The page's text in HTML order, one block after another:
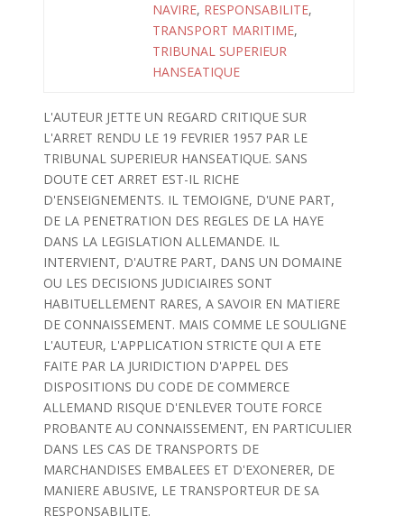
NAVIRE, RESPONSABILITE,
TRANSPORT MARITIME,
TRIBUNAL SUPERIEUR
HANSEATIQUE
L'AUTEUR JETTE UN REGARD CRITIQUE SUR
L'ARRET RENDU LE 19 FEVRIER 1957 PAR LE
TRIBUNAL SUPERIEUR HANSEATIQUE. SANS
DOUTE CET ARRET EST-IL RICHE
D'ENSEIGNEMENTS. IL TEMOIGNE, D'UNE PART,
DE LA PENETRATION DES REGLES DE LA HAYE
DANS LA LEGISLATION ALLEMANDE. IL
INTERVIENT, D'AUTRE PART, DANS UN DOMAINE
OU LES DECISIONS JUDICIAIRES SONT
HABITUELLEMENT RARES, A SAVOIR EN MATIERE
DE CONNAISSEMENT. MAIS COMME LE SOULIGNE
L'AUTEUR, L'APPLICATION STRICTE QUI A ETE
FAITE PAR LA JURIDICTION D'APPEL DES
DISPOSITIONS DU CODE DE COMMERCE
ALLEMAND RISQUE D'ENLEVER TOUTE FORCE
PROBANTE AU CONNAISSEMENT, EN PARTICULIER
DANS LES CAS DE TRANSPORTS DE
MARCHANDISES EMBALEES ET D'EXONERER, DE
MANIERE ABUSIVE, LE TRANSPORTEUR DE SA
RESPONSABILITE.